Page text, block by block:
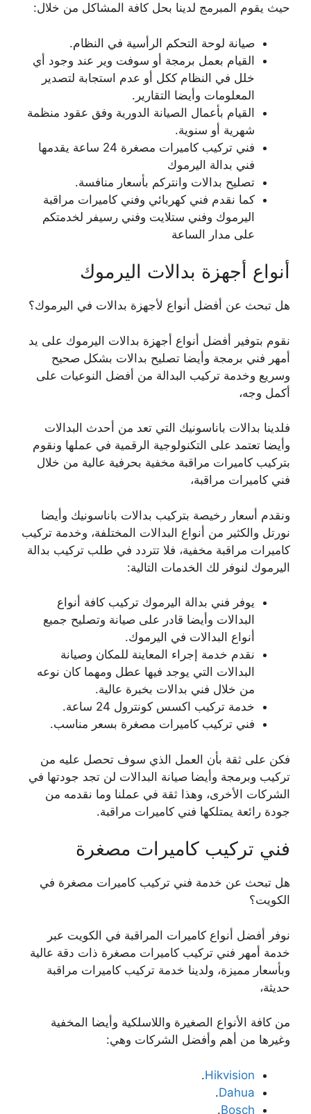
حيث يقوم المبرمج لدينا بحل كافة المشاكل من خلال:
صيانة لوحة التحكم الرأسية في النظام.
القيام بعمل برمجة أو سوفت وير عند وجود أي
خلل في النظام ككل أو عدم استجابة لتصدير
المعلومات وأيضا التقارير.
القيام بأعمال الصيانة الدورية وفق عقود منظمة
شهرية أو سنوية.
فني تركيب كاميرات مصغرة 24 ساعة يقدمها
فني بدالة اليرموك
تصليح بدالات وانتركم بأسعار منافسة.
كما نقدم فني كهربائي وفني كاميرات مراقبة
اليرموك وفني ستلايت وفني رسيفر لخدمتكم
على مدار الساعة
أنواع أجهزة بدالات اليرموك
هل تبحث عن أفضل أنواع لأجهزة بدالات في اليرموك؟
نقوم بتوفير أفضل أنواع أجهزة بدالات اليرموك على يد
أمهر فني برمجة وأيضا تصليح بدالات بشكل صحيح
وسريع وخدمة تركيب البدالة من أفضل النوعيات على
أكمل وجه،
فلدينا بدالات باناسونيك التي تعد من أحدث البدالات
وأيضا تعتمد على التكنولوجية الرقمية في عملها ونقوم
بتركيب كاميرات مراقبة مخفية بحرفية عالية من خلال
فني كاميرات مراقبة،
ونقدم أسعار رخيصة بتركيب بدالات باناسونيك وأيضا
نورتل والكثير من أنواع البدالات المختلفة، وخدمة تركيب
كاميرات مراقبة مخفية، فلا تتردد في طلب تركيب بدالة
اليرموك لنوفر لك الخدمات التالية:
يوفر فني بدالة اليرموك تركيب كافة أنواع
البدالات وأيضا قادر على صيانة وتصليح جميع
أنواع البدالات في اليرموك.
نقدم خدمة إجراء المعاينة للمكان وصيانة
البدالات التي يوجد فيها عطل ومهما كان نوعه
من خلال فني بدالات بخبرة عالية.
خدمة تركيب اكسس كونترول 24 ساعة.
فني تركيب كاميرات مصغرة بسعر مناسب.
فكن على ثقة بأن العمل الذي سوف تحصل عليه من
تركيب وبرمجة وأيضا صيانة البدالات لن تجد جودتها في
الشركات الأخرى، وهذا ثقة في عملنا وما نقدمه من
جودة رائعة يمتلكها فني كاميرات مراقبة.
فني تركيب كاميرات مصغرة
هل تبحث عن خدمة فني تركيب كاميرات مصغرة في
الكويت؟
نوفر أفضل أنواع كاميرات المراقبة في الكويت عبر
خدمة أمهر فني تركيب كاميرات مصغرة ذات دقة عالية
وبأسعار مميزة، ولدينا خدمة تركيب كاميرات مراقبة
حديثة،
من كافة الأنواع الصغيرة واللاسلكية وأيضا المخفية
وغيرها من أهم وأفضل الشركات وهي:
Hikvision
.
Dahua
.
Bosch
.